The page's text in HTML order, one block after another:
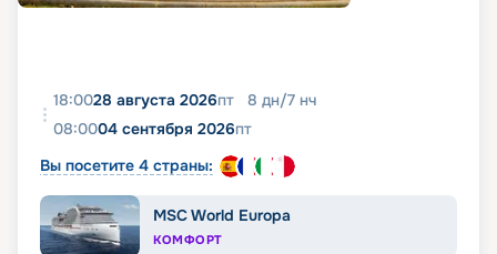
18:0028 августа 2026пт 8 дн/7 нч
08:0004 сентября 2026пт
Вы посетите 4 страны:
MSC World Europa
КОМФОРТ